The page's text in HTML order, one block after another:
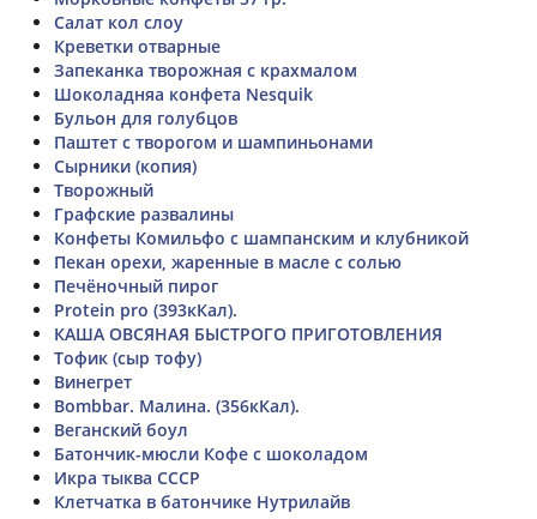
Салат кол слоу
Креветки отварные
Запеканка творожная с крахмалом
Шоколадняа конфета Nesquik
Бульон для голубцов
Паштет с творогом и шампиньонами
Сырники (копия)
Творожный
Графские развалины
Конфеты Комильфо с шампанским и клубникой
Пекан орехи, жаренные в масле с солью
Печёночный пирог
Protein pro (393кКал).
КАША ОВСЯНАЯ БЫСТРОГО ПРИГОТОВЛЕНИЯ
Тофик (сыр тофу)
Винегрет
Bombbar. Малина. (356кКал).
Веганский боул
Батончик-мюсли Кофе с шоколадом
Икра тыква СССР
Клетчатка в батончике Нутрилайв